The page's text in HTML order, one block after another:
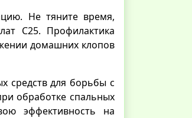
Не тяните время,
С25. Профилактика
домашних клопов
средств для борьбы с
обработке спальных
эффективность на